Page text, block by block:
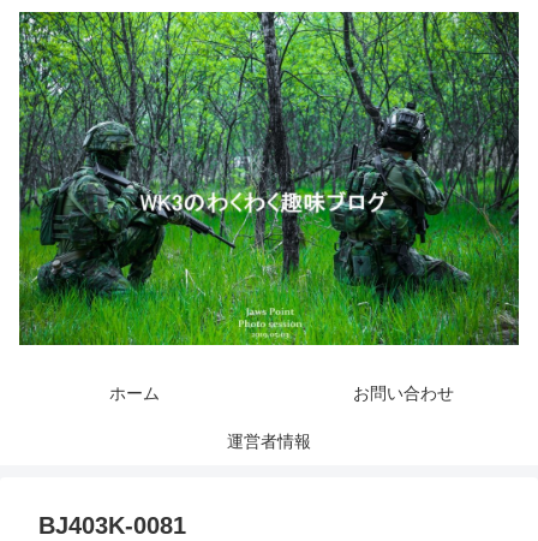
ホーム お問い合わせ
運営者情報
BJ403K-0081